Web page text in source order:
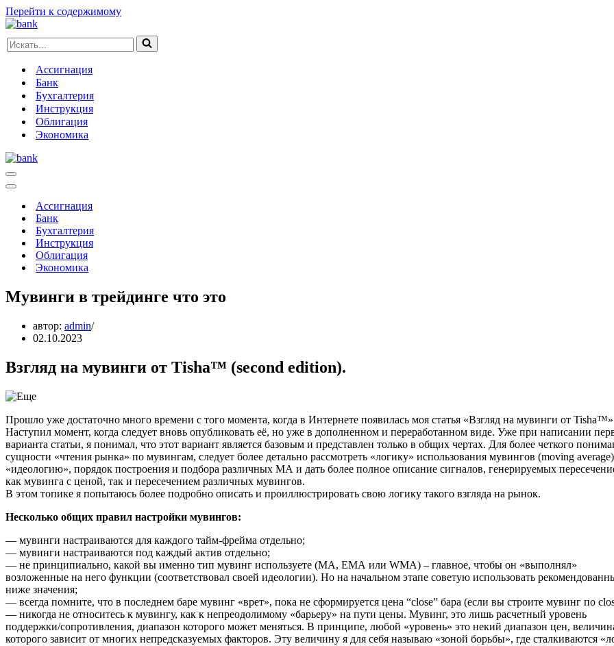
Перейти к содержимому
Искать...
Ассигнация
Банк
Бухгалтерия
Инструкция
Облигация
Экономика
Меню
навигации
Меню
навигацииАссигнация
Банк
Бухгалтерия
Инструкция
Облигация
Экономика
Мувинги в трейдинге что это
автор: admin
02.10.2023
Взгляд на мувинги от Tisha™ (second edition).
Прошло уже достаточно много времени с того момента, когда в Интернете появилась моя статья «Взгляд на мувинги от
Наступил момент, когда следует вновь опубликовать её, но уже в дополненном и переработанном виде. Уже при написании
варианта статьи, я понимал, что этот вариант является базовым и представлен только в общих чертах. Для более четкого
сущности «чтения рынка» по мувингам, следует более детально рассмотреть «логику» использования мувингов (moving
«идеологию», порядок построения и подбора различных МА и дать более полное описание сигналов, генерируемых
как мувинга с ценой, так и пересечением различных мувингов.
В этом топике я попытаюсь более подробно описать и проиллюстрировать свою логику такого взгляда на рынок.
Несколько общих правил настройки мувингов:
— мувинги настраиваются для каждого тайм-фрейма отдельно;
— мувинги настраиваются под каждый актив отдельно;
— не принципиально, какой вы именно тип мувинг используете (МА, ЕМА или WMA) – главное, чтобы он «выполнял»
возложенные на него функции (соответствовал своей идеологии). Но на начальном этапе советую использовать
ниже значения;
— всегда помните, что в последнем баре мувинг «врет», пока не сформируется цена “close” бара (если вы строите мувинг по
— никогда не относитесь к мувингу, как к непреодолимому «барьеру» на пути цены. Мувинг, это лишь расчетный уровень
поддержки/сопротивления, диапазон которого может меняться. В принципе, любой «уровень» это некий диапазон цен,
которого зависит от многих непредсказуемых факторов. Эту величину я для себя называю «зоной борьбы», где сталкиваются